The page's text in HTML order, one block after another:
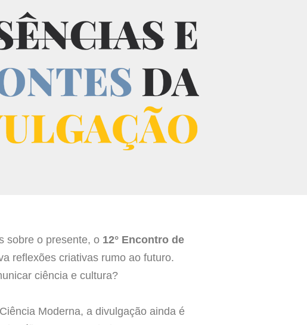
sobre o presente, o 12° Encontro de
reflexões criativas rumo ao futuro.
ciência e cultura?
Moderna, a divulgação ainda é